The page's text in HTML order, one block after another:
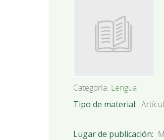
Categoría: Lengua
Tipo de material
Lugar de publicación